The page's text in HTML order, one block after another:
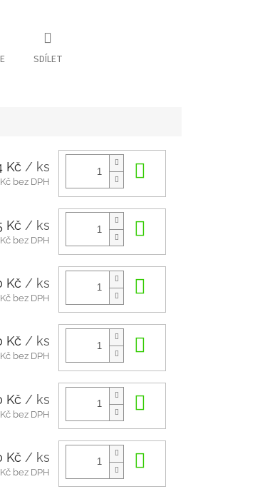
SDÍLET
Kč / ks
bez DPH
Kč / ks
bez DPH
Kč / ks
bez DPH
Kč / ks
bez DPH
Kč / ks
bez DPH
Kč / ks
bez DPH